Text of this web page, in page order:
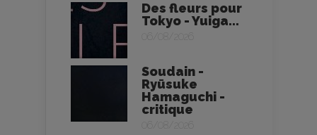
Des fleurs pour
Tokyo - Yuiga...
06/08/2026
Soudain -
Ryūsuke
Hamaguchi -
critique
06/08/2026